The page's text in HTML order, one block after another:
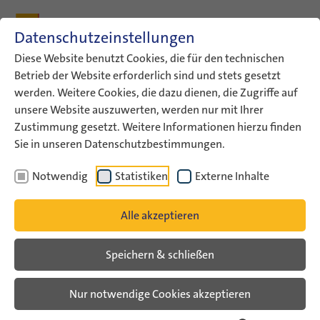
Datenschutzeinstellungen
Diese Website benutzt Cookies, die für den technischen
Betrieb der Website erforderlich sind und stets gesetzt
werden. Weitere Cookies, die dazu dienen, die Zugriffe auf
unsere Website auszuwerten, werden nur mit Ihrer
Zustimmung gesetzt. Weitere Informationen hierzu finden
Sie in unseren Datenschutzbestimmungen.
Notwendig Statistiken Externe Inhalte
Alle akzeptieren
Speichern & schließen
Nur notwendige Cookies akzeptieren
ConAct Aktuelles Yuval Haran
Nach dem Angriff auf Israel –
Stimmen aus Jugendarbeit und
Gesellschaft
Veranstaltungsarchiv
Online-Gespräch mit Yuval Haran
**English version below**